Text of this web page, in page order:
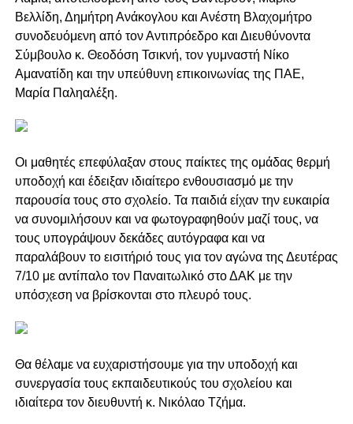
Βελλίδη, Δημήτρη Ανάκογλου και Ανέστη Βλαχομήτρο
συνοδευόμενη από τον Αντιπρόεδρο και Διευθύνοντα
Σύμβουλο κ. Θεοδόση Τσικνή, τον γυμναστή Νίκο
Αμανατίδη και την υπεύθυνη επικοινωνίας της ΠΑΕ,
Μαρία Παληαλέξη.
Οι μαθητές επεφύλαξαν στους παίκτες της ομάδας θερμή
υποδοχή και έδειξαν ιδιαίτερο ενθουσιασμό με την
παρουσία τους στο σχολείο. Τα παιδιά είχαν την ευκαιρία
να συνομιλήσουν και να φωτογραφηθούν μαζί τους, να
τους υπογράψουν δεκάδες αυτόγραφα και να
παραλάβουν το εισιτήριό τους για τον αγώνα της Δευτέρας
7/10 με αντίπαλο τον Παναιτωλικό στο ΔΑΚ με την
υπόσχεση να βρίσκονται στο πλευρό τους.
Θα θέλαμε να ευχαριστήσουμε για την υποδοχή και
συνεργασία τους εκπαιδευτικούς του σχολείου και
ιδιαίτερα τον διευθυντή κ. Νικόλαο Τζήμα.